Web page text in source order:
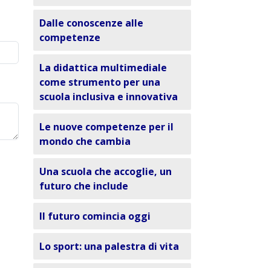
Dalle conoscenze alle
competenze
La didattica multimediale
come strumento per una
scuola inclusiva e innovativa
Le nuove competenze per il
mondo che cambia
Una scuola che accoglie, un
futuro che include
Il futuro comincia oggi
Lo sport: una palestra di vita